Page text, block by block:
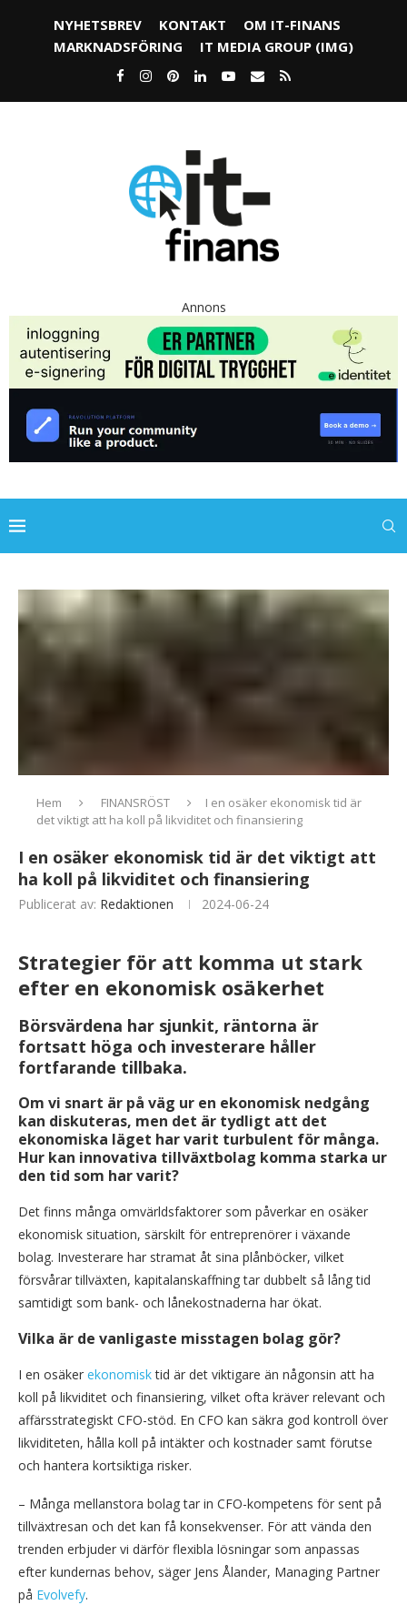
NYHETSBREV KONTAKT
OM IT-FINANS
MARKNADSFÖRING
IT MEDIA GROUP (IMG)
Annons
Hem FINANSRÖST
I en osäker ekonomisk tid är
det viktigt att ha koll på likviditet och finansiering
I en osäker ekonomisk tid är det viktigt att
ha koll på likviditet och finansiering
Publicerat av: Redaktionen 2024-06-24
Strategier för att komma ut stark
efter en ekonomisk osäkerhet
Börsvärdena har sjunkit, räntorna är
fortsatt höga och investerare håller
fortfarande tillbaka.
Om vi snart är på väg ur en ekonomisk nedgång
kan diskuteras, men det är tydligt att det
ekonomiska läget har varit turbulent för många.
Hur kan innovativa tillväxtbolag komma starka ur
den tid som har varit?
Det finns många omvärldsfaktorer som påverkar en osäker
ekonomisk situation, särskilt för entreprenörer i växande
bolag. Investerare har stramat åt sina plånböcker, vilket
försvårar tillväxten, kapitalanskaffning tar dubbelt så lång tid
samtidigt som bank- och lånekostnaderna har ökat.
Vilka är de vanligaste misstagen bolag gör?
I en osäker ekonomisktid är det viktigare än någonsin att ha
koll på likviditet och finansiering, vilket ofta kräver relevant och
affärsstrategiskt CFO-stöd. En CFO kan säkra god kontroll över
likviditeten, hålla koll på intäkter och kostnader samt förutse
och hantera kortsiktiga risker.
– Många mellanstora bolag tar in CFO-kompetens för sent på
tillväxtresan och det kan få konsekvenser. För att vända den
trenden erbjuder vi därför flexibla lösningar som anpassas
efter kundernas behov, säger Jens Ålander, Managing Partner
på Evolvefy.